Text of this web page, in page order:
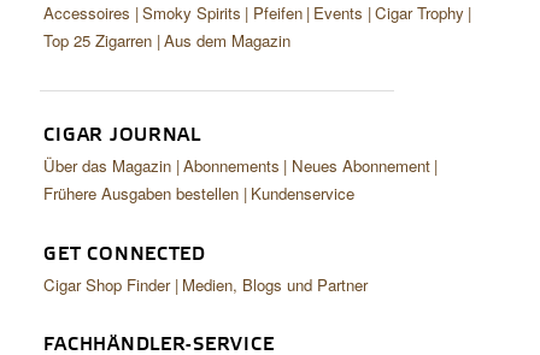
Accessoires Smoky Spirits Pfeifen Events Cigar Trophy
Top 25 Zigarren Aus dem Magazin
CIGAR JOURNAL
Über das Magazin Abonnements
Neues Abonnement
Frühere Ausgaben bestellen Kundenservice
GET CONNECTED
Cigar Shop Finder Medien, Blogs und Partner
FACHHÄNDLER-SERVICE